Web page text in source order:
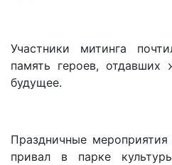
Участники митинга
память героев,
будущее.
Праздничные
привал в парке